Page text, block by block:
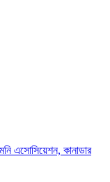
এসোসিয়েশন, কানাডার